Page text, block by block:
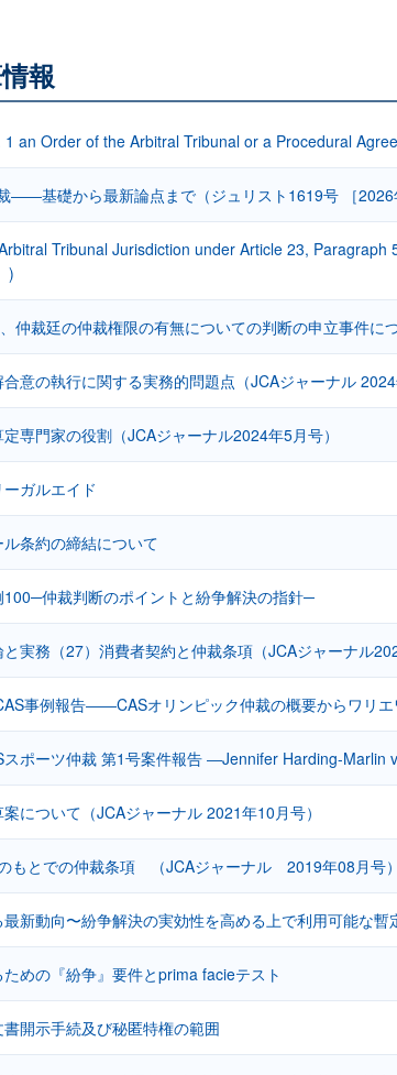
報
an Order of the Arbitral Tribunal or a Procedural
――基礎から最新論点まで（ジュリスト1619号 ［2026
Tribunal Jurisdiction under Article 23,
)
仲裁廷の仲裁権限の有無についての判断の申立事件に
意の執行に関する実務的問題点（JCAジャーナル 2024
専門家の役割（JCAジャーナル2024年5月号）
ガルエイド
条約の締結について
仲裁判断のポイントと紛争解決の指針─
実務（27）消費者契約と仲裁条項（JCAジャーナル
事例報告――CASオリンピック仲裁の概要からワリ
ポーツ仲裁 第1号案件報告 ―Jennifer Harding-Marlin
について（JCAジャーナル 2021年10月号）
もとでの仲裁条項 （JCAジャーナル 2019年08月号）
新動向〜紛争解決の実効性を高める上で利用可能な暫
めの『紛争』要件とprima facieテスト
開示手続及び秘匿特権の範囲